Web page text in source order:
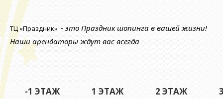
ТЦ «Праздник» - это Праздник шопинга в вашей жизни!
Наши арендаторы ждут вас всегда
-1 ЭТАЖ 1 ЭТАЖ 2 ЭТАЖ